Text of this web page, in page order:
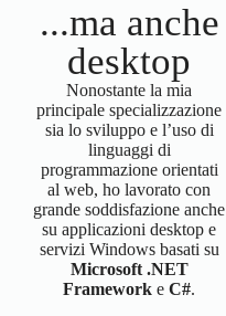
...ma anche
desktop
Nonostante la mia
principale specializzazione
sia lo sviluppo e l’uso di
linguaggi di
programmazione orientati
al web, ho lavorato con
grande soddisfazione anche
su applicazioni desktop e
servizi Windows basati su
Microsoft .NET
Framework eC#.